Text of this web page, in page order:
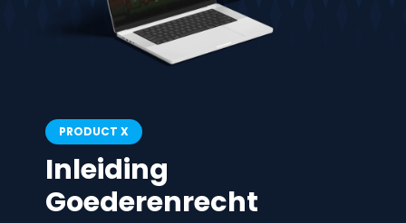
PRODUCT X
Inleiding
Goederenrecht